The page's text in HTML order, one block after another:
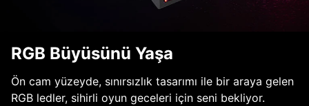
RGB Büyüsünü Yaşa
Ön cam yüzeyde, sınırsızlık tasarımı ile bir araya gelen
RGB ledler, sihirli oyun geceleri için seni bekliyor.